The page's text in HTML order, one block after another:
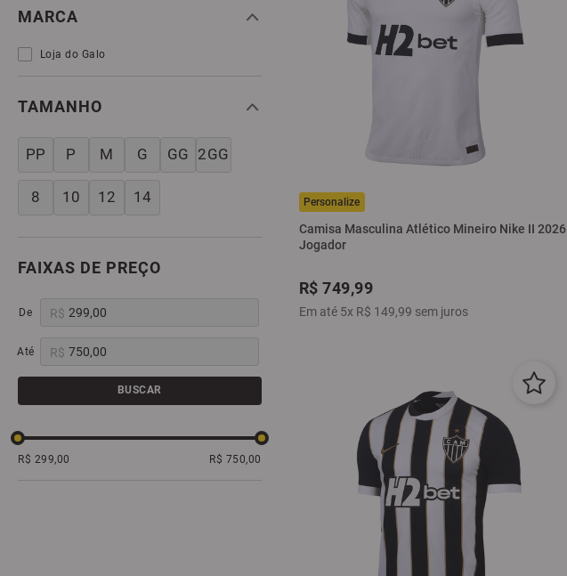
MARCA
Loja do Galo
TAMANHO
PP P M G GG 2GG
8 10 12 14
FAIXAS DE PREÇO
R$
R$
BUSCAR
R$ 299,00 R$ 750,00
Camisa Masculina Atlético Mineiro Nike II 2026
Jogador
R$ 749,99
Em até 5x R$ 149,99 sem juros